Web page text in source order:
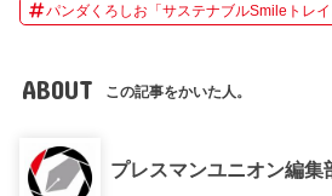
パンダくろしお「サステナブルSmileトレイ
ABOUT この記事をかいた人。
プレスマンユニオン編集